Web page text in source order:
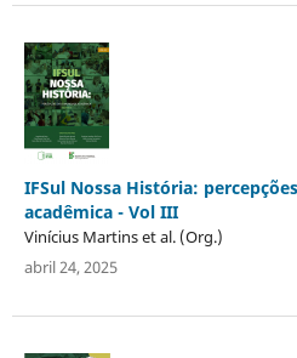
IFSul Nossa História:
acadêmica - Vol III
Vinícius Martins et al. (Org.)
abril 24, 2025